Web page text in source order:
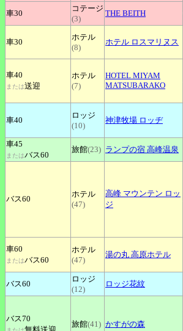
車30
コテージ
(3)
THE BEITH
車30
ホテル
(8)
ホテル ロスマリヌス
車40
または送迎
ホテル
(7)
HOTEL MIYAM
MATSUBARAKO
車40
ロッジ
(10)
神津牧場 ロッヂ
車45
またはバス60
旅館(23) ランプの宿 高峰温泉
バス60
ホテル
(47)
高峰 マウンテン ロッ
ジ
車60
またはバス60
ホテル
(47)
湯の丸 高原ホテル
バス60
ロッジ
(12)
ロッジ花紋
バス70
旅館(41) かすがの森